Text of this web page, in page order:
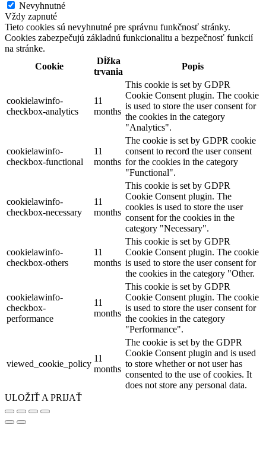
Nevyhnutné
Vždy zapnuté
Tieto cookies sú nevyhnutné pre správnu funkčnosť stránky.
Cookies zabezpečujú základnú funkcionalitu a bezpečnosť funkcií
na stránke.
Cookie
Dĺžka
trvania
Popis
cookielawinfo-
checkbox-analytics
11
months
This cookie is set by GDPR
Cookie Consent plugin. The cookie
is used to store the user consent for
the cookies in the category
"Analytics".
cookielawinfo-
checkbox-functional
11
months
The cookie is set by GDPR cookie
consent to record the user consent
for the cookies in the category
"Functional".
cookielawinfo-
checkbox-necessary
11
months
This cookie is set by GDPR
Cookie Consent plugin. The
cookies is used to store the user
consent for the cookies in the
category "Necessary".
cookielawinfo-
checkbox-others
11
months
This cookie is set by GDPR
Cookie Consent plugin. The cookie
is used to store the user consent for
the cookies in the category "Other.
cookielawinfo-
checkbox-
performance
11
months
This cookie is set by GDPR
Cookie Consent plugin. The cookie
is used to store the user consent for
the cookies in the category
"Performance".
viewed_cookie_policy
11
months
The cookie is set by the GDPR
Cookie Consent plugin and is used
to store whether or not user has
consented to the use of cookies. It
does not store any personal data.
ULOŽIŤ A PRIJAŤ